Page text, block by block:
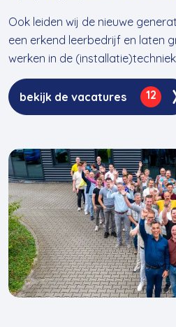
Ook leiden wij de nieuwe
een erkend leerbedrijf en laten
werken in de (installatie)techniek
bekijk de vacatures 12